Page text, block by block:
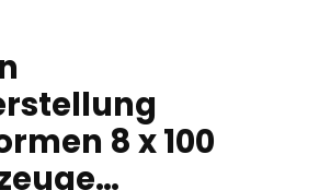
8 x 100